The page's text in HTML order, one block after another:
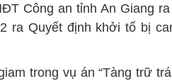
Công an tỉnh An Giang
ra Quyết định khởi tố bị
trong vụ án “Tàng trữ